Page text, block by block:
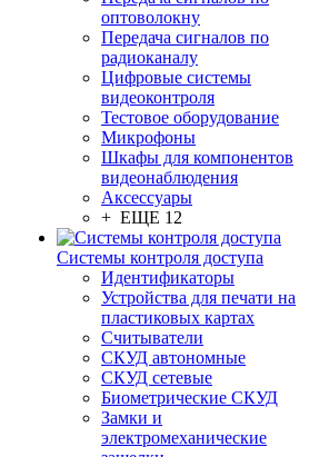
оптоволокну
Передача сигналов по
радиоканалу
Цифровые системы
видеоконтроля
Тестовое оборудование
Микрофоны
Шкафы для компонентов
видеонаблюдения
Аксессуары
+ ЕЩЕ 12
Системы контроля доступа
Идентификаторы
Устройства для печати на
пластиковых картах
Считыватели
СКУД автономные
СКУД сетевые
Биометрические СКУД
Замки и
электромеханические